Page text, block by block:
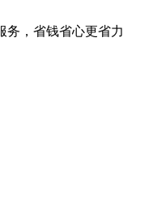
务，省钱省心更省力